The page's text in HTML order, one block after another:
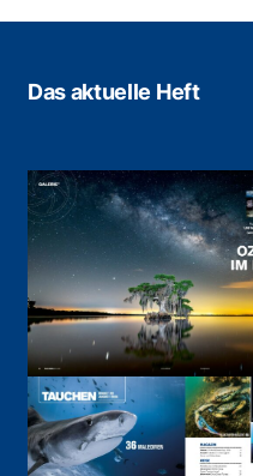
Das aktuelle Heft